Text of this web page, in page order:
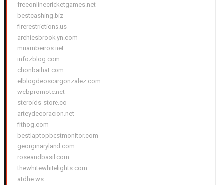
freeonlinecricketgames.net
bestcashing.biz
firerestrictions.us
archiesbrooklyn.com
muambeiros.net
infozblog.com
chonbaihat.com
elblogdeoscargonzalez.com
webpromote.net
steroids-store.co
arteydecoracion.net
fithog.com
bestlaptopbestmonitor.com
georginaryland.com
roseandbasil.com
thewhitewhitelights.com
atdhe.ws